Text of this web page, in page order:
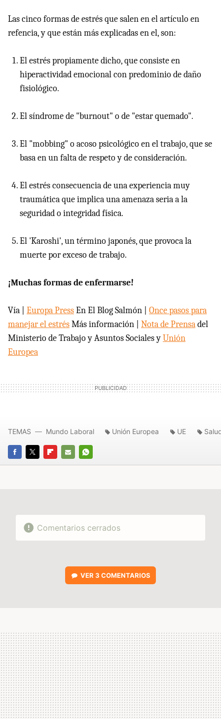
Las cinco formas de estrés que salen en el artículo en
refencia, y que están más explicadas en el, son:
El estrés propiamente dicho, que consiste en
hiperactividad emocional con predominio de daño
fisiológico.
El síndrome de "burnout" o de "estar quemado".
El "mobbing" o acoso psicológico en el trabajo, que se
basa en un falta de respeto y de consideración.
El estrés consecuencia de una experiencia muy
traumática que implica una amenaza seria a la
seguridad o integridad física.
El 'Karoshi', un término japonés, que provoca la
muerte por exceso de trabajo.
¡Muchas formas de enfermarse!
Vía | Europa PressEn El Blog Salmón | Once pasos para
manejar el estrésMás información | Nota de Prensadel
Ministerio de Trabajo y Asuntos Sociales yUnión
Europea
FACEBOOK
TWITTERFLIPBOARD
E-
WHATSAPP
TEMAS Mundo Laboral Unión Europea UE
Comentarios cerrados
VER 3 COMENTARIOS